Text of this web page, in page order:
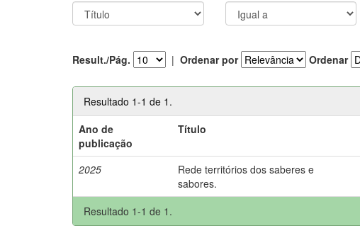
Result./Pág. | Ordenar por Ordenar
Resultado 1-1 de 1.
Ano de
publicação
Título
2025
Rede territórios dos saberes e
sabores.
Resultado 1-1 de 1.